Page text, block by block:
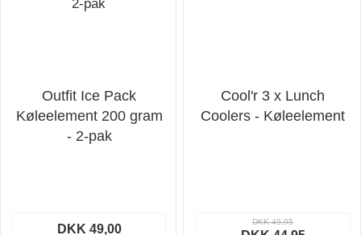
Outfit Ice Pack
Køleelement 200 gram
- 2-pak
DKK 49,00
Cool'r 3 x Lunch
Coolers - Køleelement
DKK 49,95